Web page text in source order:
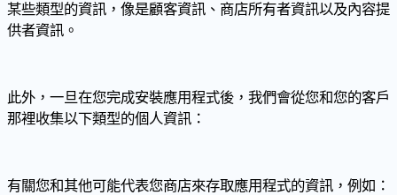
某些類型的資訊，像是顧客資訊、商店所有者資訊以及內容提
供者資訊。
此外，一旦在您完成安裝應用程式後，我們會從您和您的客戶
那裡收集以下類型的個人資訊：
有關您和其他可能代表您商店來存取應用程式的資訊，例如：